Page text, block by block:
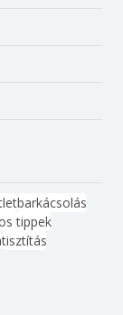
barkácsolás
tippek
tisztítás